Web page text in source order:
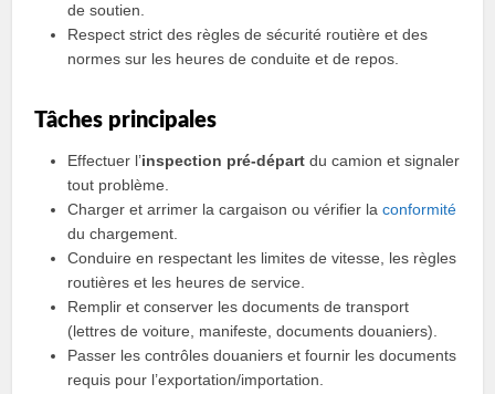
de soutien.
Respect strict des règles de sécurité routière et des
normes sur les heures de conduite et de repos.
Tâches principales
Effectuer l’inspection pré‑départ du camion et signaler
tout problème.
Charger et arrimer la cargaison ou vérifier laconformité
du chargement.
Conduire en respectant les limites de vitesse, les règles
routières et les heures de service.
Remplir et conserver les documents de transport
(lettres de voiture, manifeste, documents douaniers).
Passer les contrôles douaniers et fournir les documents
requis pour l’exportation/importation.